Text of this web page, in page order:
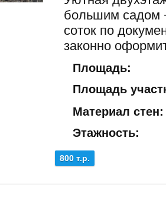
большим садом
соток по
законно
Площадь:
Площадь
Материал стен:
Этажность:
800 т.р.